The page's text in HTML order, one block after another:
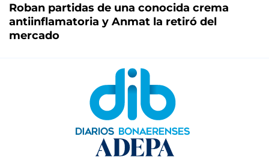
Roban partidas de una conocida crema
antiinflamatoria y Anmat la retiró del
mercado